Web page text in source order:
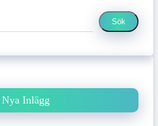
Sök
Nya Inlägg